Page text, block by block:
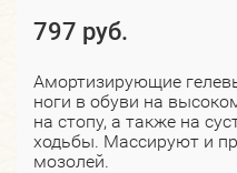
797 руб.
Амортизирующие
ноги в обуви на
на стопу, а также на
ходьбы. Массируют и
мозолей.